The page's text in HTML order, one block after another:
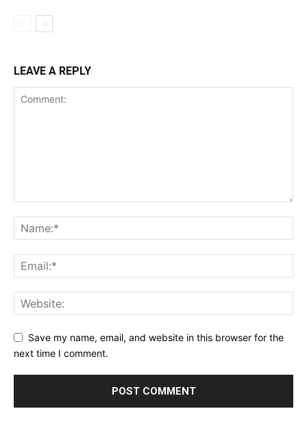
LEAVE A REPLY
Save my name, email, and website in this browser for the
next time I comment.